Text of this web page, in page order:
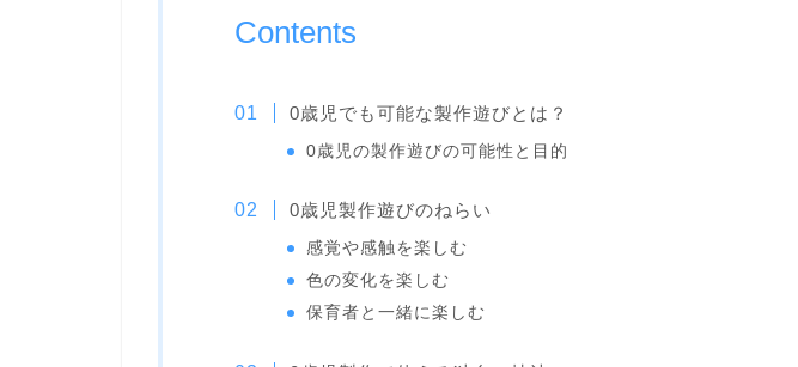
Contents
0歳児でも可能な製作遊びとは？
0歳児の製作遊びの可能性と目的
0歳児製作遊びのねらい
感覚や感触を楽しむ
色の変化を楽しむ
保育者と一緒に楽しむ